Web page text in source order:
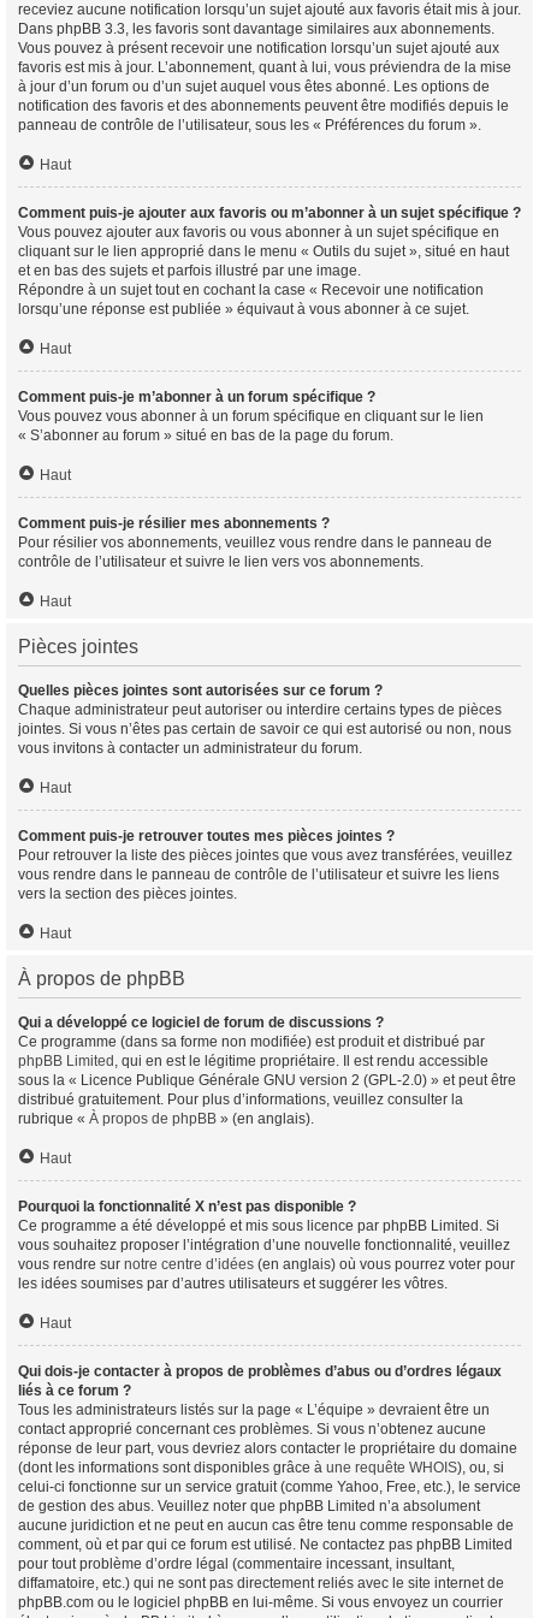
receviez aucune notification lorsqu’un sujet ajouté aux favoris était mis à jour.
Dans phpBB 3.3, les favoris sont davantage similaires aux abonnements.
Vous pouvez à présent recevoir une notification lorsqu’un sujet ajouté aux
favoris est mis à jour. L’abonnement, quant à lui, vous préviendra de la mise
à jour d’un forum ou d’un sujet auquel vous êtes abonné. Les options de
notification des favoris et des abonnements peuvent être modifiés depuis le
panneau de contrôle de l’utilisateur, sous les « Préférences du forum ».
Haut
Comment puis-je ajouter aux favoris ou m’abonner à un sujet spécifique ?
Vous pouvez ajouter aux favoris ou vous abonner à un sujet spécifique en
cliquant sur le lien approprié dans le menu « Outils du sujet », situé en haut
et en bas des sujets et parfois illustré par une image.
Répondre à un sujet tout en cochant la case « Recevoir une notification
lorsqu’une réponse est publiée » équivaut à vous abonner à ce sujet.
Haut
Comment puis-je m’abonner à un forum spécifique ?
Vous pouvez vous abonner à un forum spécifique en cliquant sur le lien
« S’abonner au forum » situé en bas de la page du forum.
Haut
Comment puis-je résilier mes abonnements ?
Pour résilier vos abonnements, veuillez vous rendre dans le panneau de
contrôle de l’utilisateur et suivre le lien vers vos abonnements.
Haut
Pièces jointes
Quelles pièces jointes sont autorisées sur ce forum ?
Chaque administrateur peut autoriser ou interdire certains types de pièces
jointes. Si vous n’êtes pas certain de savoir ce qui est autorisé ou non, nous
vous invitons à contacter un administrateur du forum.
Haut
Comment puis-je retrouver toutes mes pièces jointes ?
Pour retrouver la liste des pièces jointes que vous avez transférées, veuillez
vous rendre dans le panneau de contrôle de l’utilisateur et suivre les liens
vers la section des pièces jointes.
Haut
À propos de phpBB
Qui a développé ce logiciel de forum de discussions ?
Ce programme (dans sa forme non modifiée) est produit et distribué par
phpBB Limited , qui en est le légitime propriétaire. Il est rendu accessible
sous la « Licence Publique Générale GNU version 2 (GPL-2.0) » et peut être
distribué gratuitement. Pour plus d’informations, veuillez consulter la
rubrique « À propos de phpBB » (en anglais).
Haut
Pourquoi la fonctionnalité X n’est pas disponible ?
Ce programme a été développé et mis sous licence par phpBB Limited. Si
vous souhaitez proposer l’intégration d’une nouvelle fonctionnalité, veuillez
vous rendre sur notre centre d’idées (en anglais) où vous pourrez voter pour
les idées soumises par d’autres utilisateurs et suggérer les vôtres.
Haut
Qui dois-je contacter à propos de problèmes d’abus ou d’ordres légaux
liés à ce forum ?
Tous les administrateurs listés sur la page « L’équipe » devraient être un
contact approprié concernant ces problèmes. Si vous n’obtenez aucune
réponse de leur part, vous devriez alors contacter le propriétaire du domaine
(dont les informations sont disponibles grâce à une requête WHOIS), ou, si
celui-ci fonctionne sur un service gratuit (comme Yahoo, Free, etc.), le service
de gestion des abus. Veuillez noter que phpBB Limited n’a absolument
aucune juridiction et ne peut en aucun cas être tenu comme responsable de
comment, où et par qui ce forum est utilisé. Ne contactez pas phpBB Limited
pour tout problème d’ordre légal (commentaire incessant, insultant,
diffamatoire, etc.) qui ne sont pas directement reliés avec le site internet de
phpBB.com ou le logiciel phpBB en lui-même. Si vous envoyez un courrier